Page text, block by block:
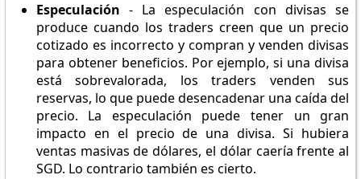
Especulación - La especulación con divisas se
produce cuando los traders creen que un precio
cotizado es incorrecto y compran y venden divisas
para obtener beneficios. Por ejemplo, si una divisa
está sobrevalorada, los traders venden sus
reservas, lo que puede desencadenar una caída del
precio. La especulación puede tener un gran
impacto en el precio de una divisa. Si hubiera
ventas masivas de dólares, el dólar caería frente al
SGD. Lo contrario también es cierto.